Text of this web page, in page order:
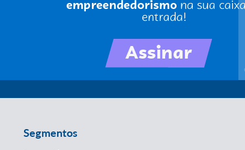
Segmentos